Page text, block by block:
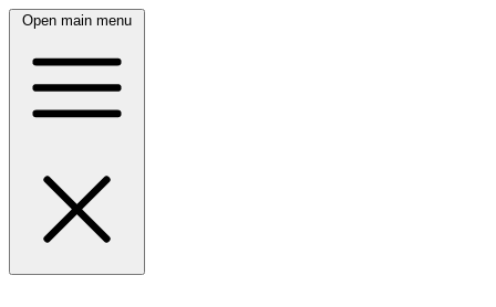
Open main menu